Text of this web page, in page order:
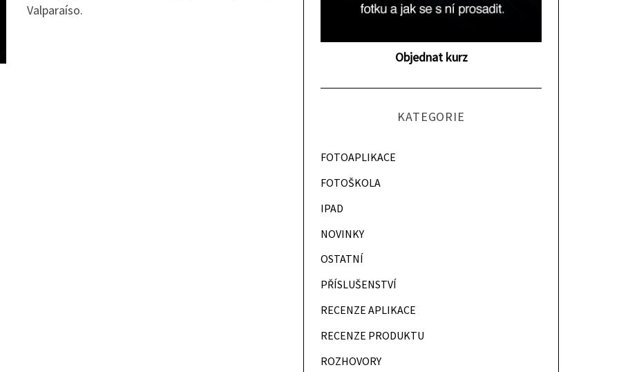
Valparaíso.
Objednat kurz
KATEGORIE
FOTOAPLIKACE
FOTOŠKOLA
IPAD
NOVINKY
OSTATNÍ
PŘÍSLUŠENSTVÍ
RECENZE APLIKACE
RECENZE PRODUKTU
ROZHOVORY